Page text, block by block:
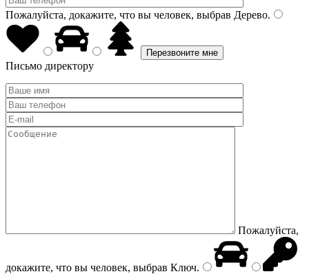
Пожалуйста, докажите, что вы человек, выбрав Дерево.
Письмо директору
Пожалуйста,
докажите, что вы человек, выбрав Ключ.